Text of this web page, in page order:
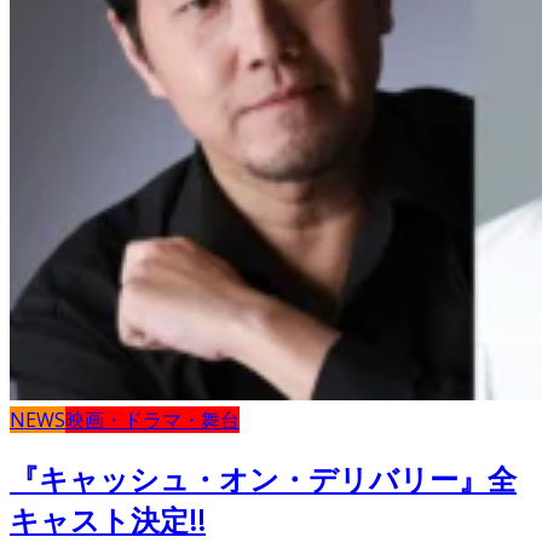
NEWS映画・ドラマ・舞台
『キャッシュ・オン・デリバリー』全
キャスト決定!!